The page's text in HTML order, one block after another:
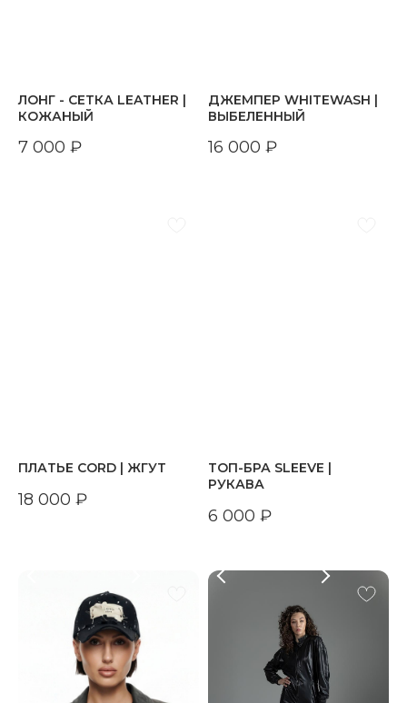
ЛОНГ - СЕТКА LEATHER |
КОЖАНЫЙ
7 000 ₽
ДЖЕМПЕР WHITEWASH |
ВЫБЕЛЕННЫЙ
16 000 ₽
ПЛАТЬЕ CORD | ЖГУТ
18 000 ₽
ТОП-БРА SLEEVE |
РУКАВА
6 000 ₽